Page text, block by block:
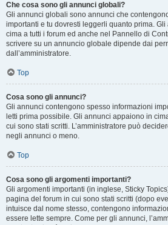
Che cosa sono gli annunci globali?
Gli annunci globali sono annunci che
importanti e tu dovresti leggerli quanto prima.
cima a tutti i forum ed anche nel Pannello di
scrivere su un annuncio globale dipende dai
dall’amministratore.
Top
Cosa sono gli annunci?
Gli annunci contengono spesso informazioni
letti prima possibile. Gli annunci appaiono in
cui sono stati scritti. L’amministratore può
negli annunci o meno.
Top
Cosa sono gli argomenti importanti?
Gli argomenti importanti (in inglese, Sticky
pagina del forum in cui sono stati scritti (dopo
intuisce dal nome stesso, contengono
essere lette sempre. Come per gli annunci,